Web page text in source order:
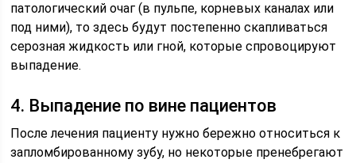
патологический очаг (в пульпе, корневых каналах или
под ними), то здесь будут постепенно скапливаться
серозная жидкость или гной, которые спровоцируют
выпадение.
4. Выпадение по вине пациентов
После лечения пациенту нужно бережно относиться к
запломбированному зубу, но некоторые пренебрегают